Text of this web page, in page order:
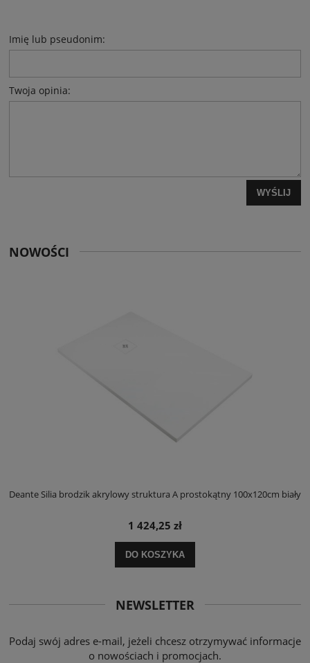
Imię lub pseudonim:
Twoja opinia:
WYŚLIJ
NOWOŚCI
Deante Silia brodzik akrylowy struktura A prostokątny 100x120cm biały
1 424,25 zł
DO KOSZYKA
NEWSLETTER
Podaj swój adres e-mail, jeżeli chcesz otrzymywać informacje
o nowościach i promocjach.